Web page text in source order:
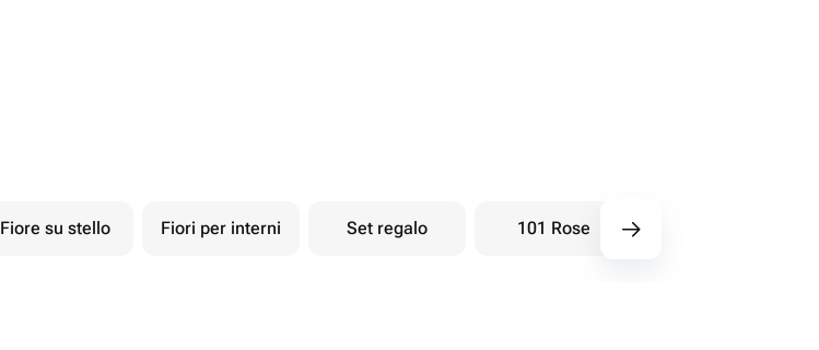
Fiore su stello Fiori per interni Set regalo 101 Rose